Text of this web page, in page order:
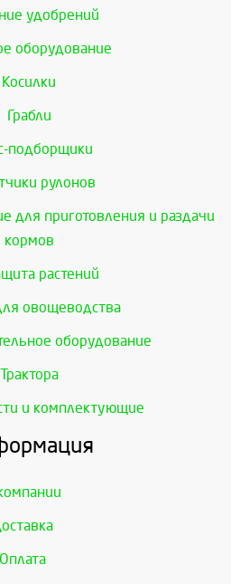
удобрений
оборудование
Косилки
Грабли
подборщики
рулонов
для приготовления и раздачи
кормов
растений
овощеводства
оборудование
Трактора
и комплектующие
Оплата